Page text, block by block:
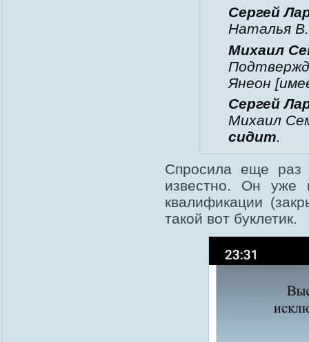
Сергей
Наталья
Михаил
Янеон
Сергей
Михаил
сидит.
Спросила еще
известно. Он уже
квалификации
такой вот буклетик.